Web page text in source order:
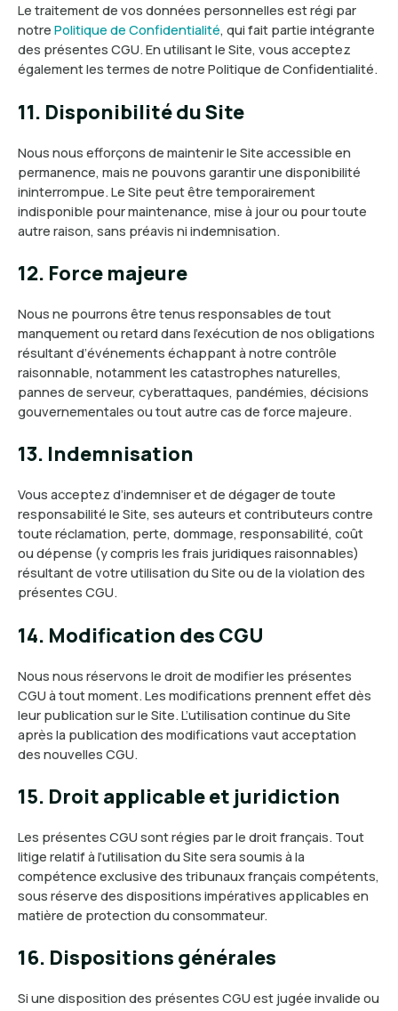
Le traitement de vos données personnelles est régi par
notre Politique de Confidentialité, qui fait partie intégrante
des présentes CGU. En utilisant le Site, vous acceptez
également les termes de notre Politique de Confidentialité.
11. Disponibilité du Site
Nous nous efforçons de maintenir le Site accessible en
permanence, mais ne pouvons garantir une disponibilité
ininterrompue. Le Site peut être temporairement
indisponible pour maintenance, mise à jour ou pour toute
autre raison, sans préavis ni indemnisation.
12. Force majeure
Nous ne pourrons être tenus responsables de tout
manquement ou retard dans l’exécution de nos obligations
résultant d’événements échappant à notre contrôle
raisonnable, notamment les catastrophes naturelles,
pannes de serveur, cyberattaques, pandémies, décisions
gouvernementales ou tout autre cas de force majeure.
13. Indemnisation
Vous acceptez d’indemniser et de dégager de toute
responsabilité le Site, ses auteurs et contributeurs contre
toute réclamation, perte, dommage, responsabilité, coût
ou dépense (y compris les frais juridiques raisonnables)
résultant de votre utilisation du Site ou de la violation des
présentes CGU.
14. Modification des CGU
Nous nous réservons le droit de modifier les présentes
CGU à tout moment. Les modifications prennent effet dès
leur publication sur le Site. L’utilisation continue du Site
après la publication des modifications vaut acceptation
des nouvelles CGU.
15. Droit applicable et juridiction
Les présentes CGU sont régies par le droit français. Tout
litige relatif à l’utilisation du Site sera soumis à la
compétence exclusive des tribunaux français compétents,
sous réserve des dispositions impératives applicables en
matière de protection du consommateur.
16. Dispositions générales
Si une disposition des présentes CGU est jugée invalide ou